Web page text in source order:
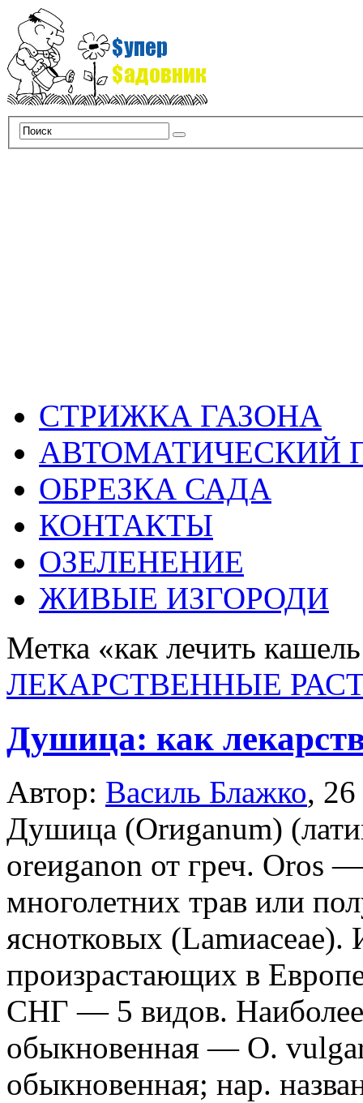
СТРИЖКА ГАЗОНА
АВТОМАТИЧЕСКИЙ
ОБРЕЗКА САДА
КОНТАКТЫ
ОЗЕЛЕНЕНИЕ
ЖИВЫЕ ИЗГОРОДИ
Метка «как лечить
ЛЕКАРСТВЕННЫЕ
Душица: как
Автор: Василь Блажко,
Душица (Orиganum)
oreиganon от греч.
многолетних трав или
яснотковых (Lamиaceae).
произрастающих в
СНГ — 5 видов.
обыкновенная — О.
обыкновенная; нар.